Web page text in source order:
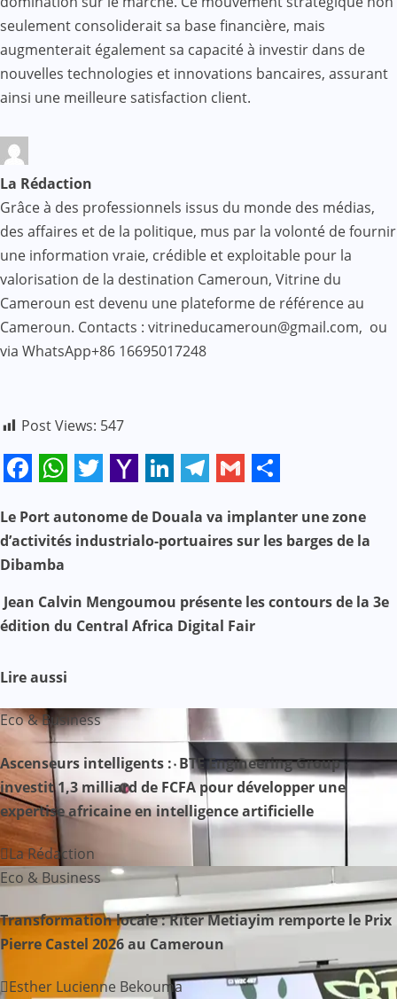
seulement consoliderait sa base financière, mais
augmenterait également sa capacité à investir dans de
nouvelles technologies et innovations bancaires, assurant
ainsi une meilleure satisfaction client.
La Rédaction
Grâce à des professionnels issus du monde des médias,
des affaires et de la politique, mus par la volonté de fournir
une information vraie, crédible et exploitable pour la
valorisation de la destination Cameroun, Vitrine du
Cameroun est devenu une plateforme de référence au
Cameroun. Contacts : vitrineducameroun@gmail.com, ou
via WhatsApp+86 16695017248
Post Views: 547
Mail
N
a
v
i
g
a
t
i
o
n
d
e
l
Le Port autonome de Douala va implanter une zone
d’activités industrialo-portuaires sur les barges de la
Dibamba
Jean Calvin Mengoumou présente les contours de la 3e
édition du Central Africa Digital Fair
Lire aussi
Eco & Business
Ascenseurs intelligents : BTE Engineering Group
investit 1,3 milliard de FCFA pour développer une
expertise africaine en intelligence artificielle
La Rédaction
Eco & Business
Transformation locale : Riter Metiayim remporte le Prix
Pierre Castel 2026 au Cameroun
Esther Lucienne Bekouma